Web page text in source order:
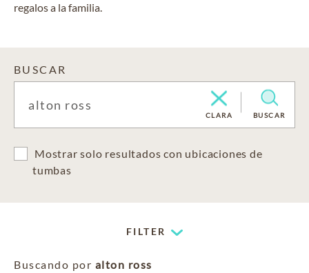
regalos a la familia.
BUSCAR
CLARA BUSCAR
Mostrar solo resultados con ubicaciones de
tumbas
FILTER
Buscando por alton ross